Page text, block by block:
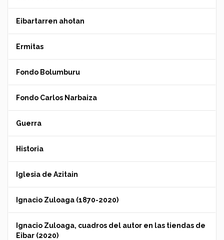
Eibartarren ahotan
Ermitas
Fondo Bolumburu
Fondo Carlos Narbaiza
Guerra
Historia
Iglesia de Azitain
Ignacio Zuloaga (1870-2020)
Ignacio Zuloaga, cuadros del autor en las tiendas de
Eibar (2020)